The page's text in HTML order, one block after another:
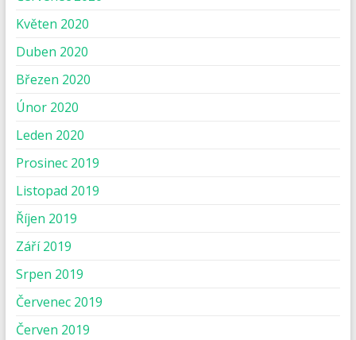
Květen 2020
Duben 2020
Březen 2020
Únor 2020
Leden 2020
Prosinec 2019
Listopad 2019
Říjen 2019
Září 2019
Srpen 2019
Červenec 2019
Červen 2019